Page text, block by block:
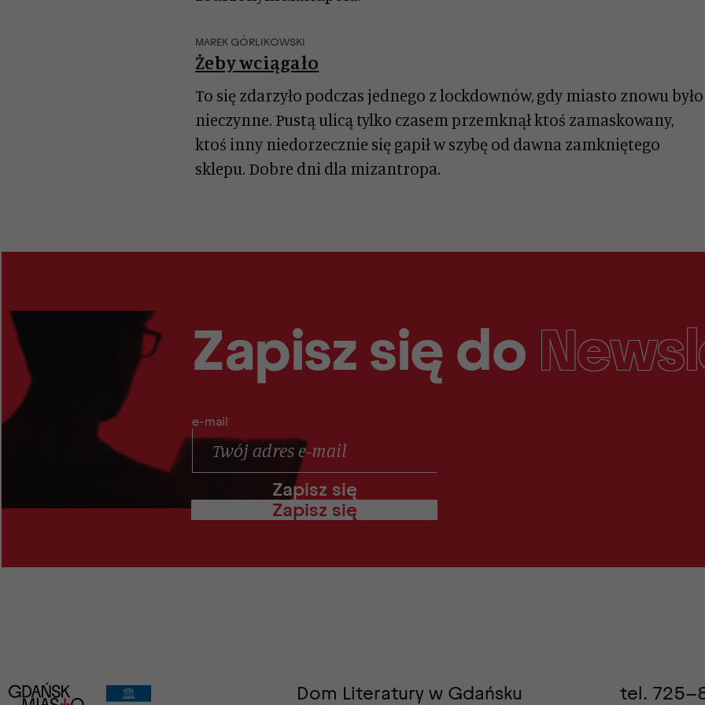
MAREK GÓRLIKOWSKI
Żeby wciągało
To się zdarzyło podczas jednego z lockdownów, gdy miasto znowu było
nieczynne. Pustą ulicą tylko czasem przemknął ktoś zamaskowany,
ktoś inny niedorzecznie się gapił w szybę od dawna zamkniętego
sklepu. Dobre dni dla mizantropa.
Zapisz się do
e-mail
Zapisz się
Dom Literatury w Gdańsku tel. 725-